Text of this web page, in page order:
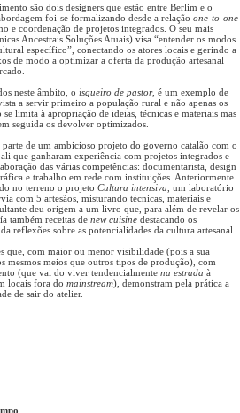
são dois designers que estão entre Berlim e o
foi-se formalizando desde a relação one-to-one
e coordenação de projetos integrados. O seu mais
Ancestrais Soluções Atuais) visa “entender os modos
específico”, conectando os atores locais e gerindo a
de modo a optimizar a oferta da produção artesanal
neste âmbito, o isqueiro de pastor, é um exemplo de
a servir primeiro a população rural e não apenas os
limita à apropriação de ideias, técnicas e materiais mas
seguida os devolver optimizados.
de um ambicioso projeto do governo catalão com o
ali que ganharam experiência com projetos integrados e
das várias competências: documentarista, design
e trabalho em rede com instituições. Anteriormente
no terreno o projeto Cultura intensiva , um laboratório
com 5 artesãos, misturando técnicas, materiais e
deu origem a um livro que, para além de revelar os
também receitas de new cuisine destacando os
reflexões sobre as potencialidades da cultura artesanal.
que, com maior ou menor visibilidade (pois a sua
mesmos meios que outros tipos de produção), com
(que vai do viver tendencialmente na estrada à
locais fora do mainstream), demonstram pela prática a
de sair do atelier.